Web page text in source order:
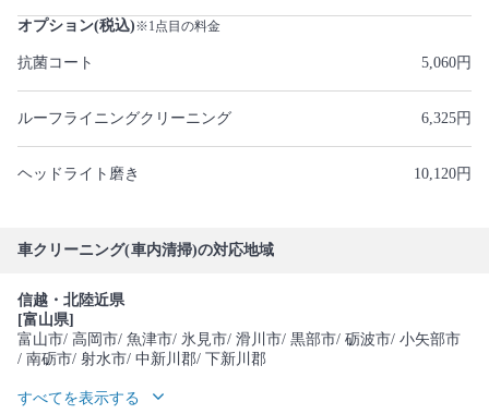
オプション(税込)※1点目の料金
抗菌コート 5,060円
ルーフライニングクリーニング 6,325円
ヘッドライト磨き 10,120円
車クリーニング(車内清掃)の対応地域
信越・北陸近県
[富山県]
富山市/ 高岡市/ 魚津市/ 氷見市/ 滑川市/ 黒部市/ 砺波市/ 小矢部市
/ 南砺市/ 射水市/ 中新川郡/ 下新川郡
すべてを表示する